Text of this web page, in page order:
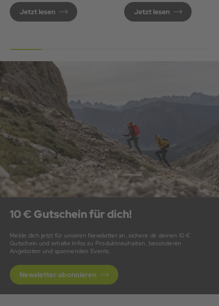
deinem ersten 30-
Minuten-Lauf.
Jetzt lesen
ideal.
Jetzt lesen
10 € Gutschein für dich!
Melde dich jetzt für unseren Newsletter an, sichere dir deinen 10 €
Gutschein und erhalte Infos zu Produktneuheiten, besonderen
Angeboten und spannenden Events.
Newsletter abonnieren